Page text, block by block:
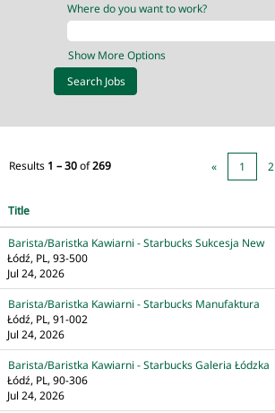
Where do you want to work?
Show More Options
Results 1 – 30of269 « 1 2
Title
Barista/Baristka Kawiarni - Starbucks Sukcesja New
Łódź, PL, 93-500
Jul 24, 2026
Barista/Baristka Kawiarni - Starbucks Manufaktura
Łódź, PL, 91-002
Jul 24, 2026
Barista/Baristka Kawiarni - Starbucks Galeria Łódzka
Łódź, PL, 90-306
Jul 24, 2026